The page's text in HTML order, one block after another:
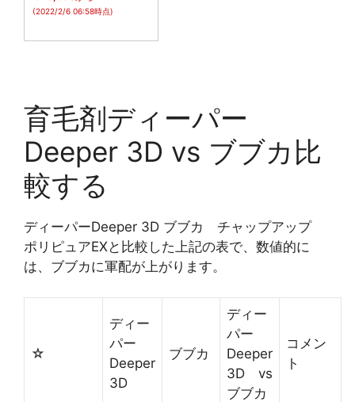
(2022/2/6 06:58時点)
育毛剤ディーパー
Deeper 3D vs ブブカ比
較する
ディーパーDeeper 3D ブブカ チャップアップ
ポリピュアEXと比較した上記の表で、数値的に
は、ブブカに軍配が上がります。
☆
ディー
パー
Deeper
3D
ブブカ
ディー
パー
Deeper
3D vs
ブブカ
コメン
ト